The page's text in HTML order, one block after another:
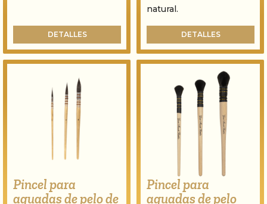
DETALLES
natural.
DETALLES
Pincel para
aguadas de pelo de
Pincel para
aguadas de pelo